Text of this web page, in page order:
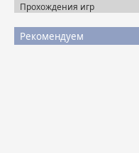
Прохождения игр
Рекомендуем